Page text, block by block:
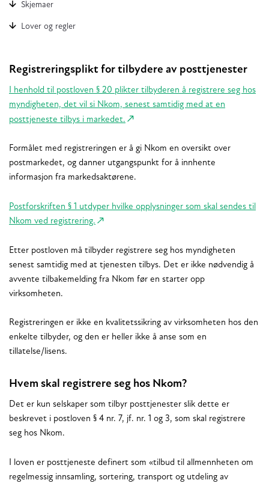
Skjemaer
Lover og regler
Registreringsplikt for tilbydere av posttjenester
I henhold til postloven § 20 plikter tilbyderen å registrere seg hos
myndigheten, det vil si Nkom, senest samtidig med at en
posttjeneste tilbys i markedet.
Formålet med registreringen er å gi Nkom en oversikt over
postmarkedet, og danner utgangspunkt for å innhente
informasjon fra markedsaktørene.
Postforskriften § 1 utdyper hvilke opplysninger som skal sendes til
Nkom ved registrering.
Etter postloven må tilbyder registrere seg hos myndigheten
senest samtidig med at tjenesten tilbys. Det er ikke nødvendig å
avvente tilbakemelding fra Nkom før en starter opp
virksomheten.
Registreringen er ikke en kvalitetssikring av virksomheten hos den
enkelte tilbyder, og den er heller ikke å anse som en
tillatelse/lisens.
Hvem skal registrere seg hos Nkom?
Det er kun selskaper som tilbyr posttjenester slik dette er
beskrevet i postloven § 4 nr. 7, jf. nr. 1 og 3, som skal registrere
seg hos Nkom.
I loven er posttjeneste definert som «tilbud til allmennheten om
regelmessig innsamling, sortering, transport og utdeling av